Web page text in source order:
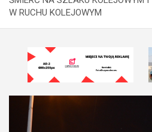
W RUCHU KOLEJOWYM